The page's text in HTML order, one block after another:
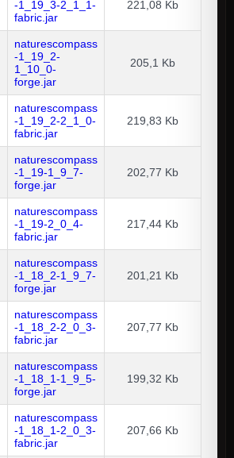
-1_19_3-2_1_1-
fabric.jar
221,08 Kb
naturescompass
-1_19_2-
1_10_0-
forge.jar
205,1 Kb
naturescompass
-1_19_2-2_1_0-
fabric.jar
219,83 Kb
naturescompass
-1_19-1_9_7-
forge.jar
202,77 Kb
naturescompass
-1_19-2_0_4-
fabric.jar
217,44 Kb
naturescompass
-1_18_2-1_9_7-
forge.jar
201,21 Kb
naturescompass
-1_18_2-2_0_3-
fabric.jar
207,77 Kb
naturescompass
-1_18_1-1_9_5-
forge.jar
199,32 Kb
naturescompass
-1_18_1-2_0_3-
fabric.jar
207,66 Kb